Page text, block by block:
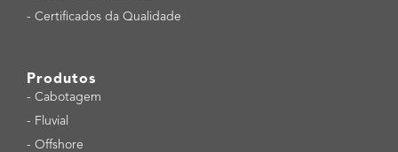
- Certificados da Qualidade
Produtos
- Cabotagem
- Fluvial
- Offshore